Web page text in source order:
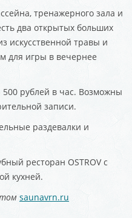
тренажерного зала и
два открытых больших
искусственной травы и
для игры в вечернее
рублей в час. Возможны
записи.
раздевалки и
ресторан OSTROV с
кухней.
saunavrn.ru